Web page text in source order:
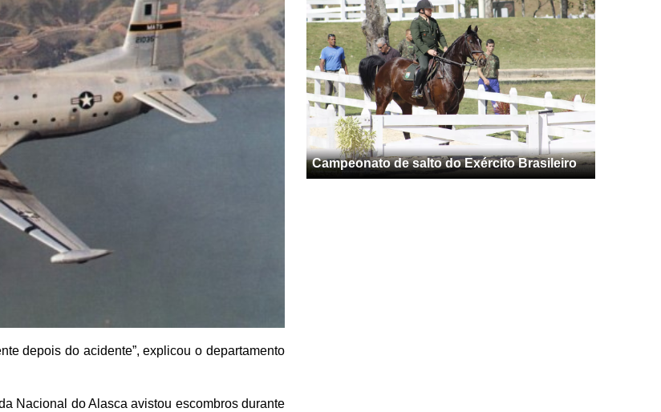
depois do acidente”, explicou o departamento
Nacional do Alasca avistou escombros durante
Campeonato de salto do Exército Brasileiro